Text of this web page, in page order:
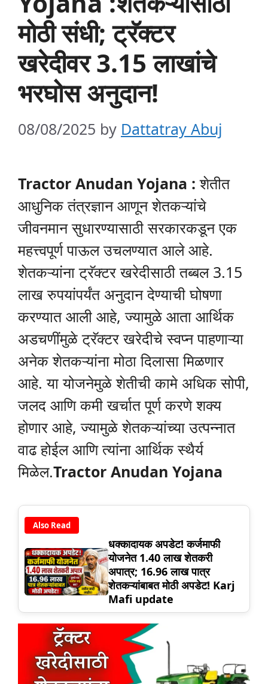
मोठी संधी; ट्रॅक्टर
खरेदीवर 3.15 लाखांचे
भरघोस अनुदान!
08/08/2025 by Dattatray Abuj
Tractor Anudan Yojana :शेतीत
आधुनिक तंत्रज्ञान आणून शेतकऱ्यांचे
जीवनमान सुधारण्यासाठी सरकारकडून एक
महत्त्वपूर्ण पाऊल उचलण्यात आले आहे.
शेतकऱ्यांना ट्रॅक्टर खरेदीसाठी तब्बल 3.15
लाख रुपयांपर्यंत अनुदान देण्याची घोषणा
करण्यात आली आहे, ज्यामुळे आता आर्थिक
अडचणींमुळे ट्रॅक्टर खरेदीचे स्वप्न पाहणाऱ्या
अनेक शेतकऱ्यांना मोठा दिलासा मिळणार
आहे. या योजनेमुळे शेतीची कामे अधिक सोपी,
जलद आणि कमी खर्चात पूर्ण करणे शक्य
होणार आहे, ज्यामुळे शेतकऱ्यांच्या उत्पन्नात
वाढ होईल आणि त्यांना आर्थिक स्थैर्य
मिळेल.Tractor Anudan Yojana
Also Read
धक्कादायक अपडेट! कर्जमाफी
योजनेत 1.40 लाख शेतकरी
अपात्र; 16.96 लाख पात्र
शेतकऱ्यांबाबत मोठी अपडेट! Karj
Mafi update